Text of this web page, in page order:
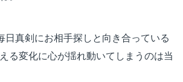
日真剣にお相手探しと向き合っている
る変化に心が揺れ動いてしまうのは当